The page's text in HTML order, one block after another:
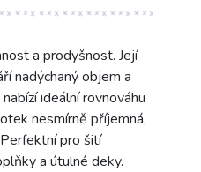
a prodyšnost. Její
nadýchaný objem a
ideální rovnováhu
nesmírně příjemná,
pro šití
a útulné deky.